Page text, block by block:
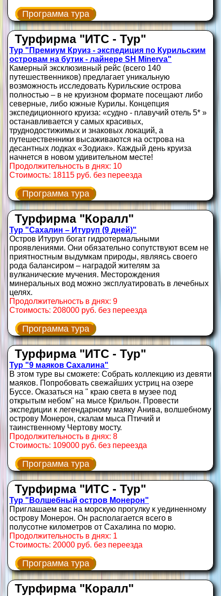
Программа тура
Турфирма "ИТС - Тур"
Тур "Премиум Круиз - экспедиция по Курильским
островам на бутик - лайнере SH Minerva"
Камерный эксклюзивный рейс (всего 140
путешественников) предлагает уникальную
возможность исследовать Курильские острова
полностью – в не круизном формате посещают либо
северные, либо южные Курилы. Концепция
экспедиционного круиза: «судно - плавучий отель 5* »
останавливается у самых красивых,
труднодостижимых и знаковых локаций, а
путешественники высаживаются на острова на
десантных лодках «Зодиак». Каждый день круиза
начнется в новом удивительном месте!
Продолжительность в днях: 10
Стоимость: 18115 руб. без переезда
Программа тура
Турфирма "Коралл"
Тур "Сахалин – Итуруп (9 дней)"
Остров Итуруп богат гидротермальными
проявлениями. Они обязательно сопутствуют всем не
приятностным выдумкам природы, являясь своего
рода балансиром – наградой жителям за
вулканические мучения. Месторождения
минеральных вод можно эксплуатировать в лечебных
целях.
Продолжительность в днях: 9
Стоимость: 208000 руб. без переезда
Программа тура
Турфирма "ИТС - Тур"
Тур "9 маяков Сахалина"
В этом туре вы сможете: Собрать коллекцию из девяти
маяков. Попробовать свежайших устриц на озере
Буссе. Оказаться на " краю света в музее под
открытым небом" на мысе Крильон. Провести
экспедиции к легендарному маяку Анива, волшебному
острову Монерон, скалам мыса Птичий и
таинственному Чертову мосту.
Продолжительность в днях: 8
Стоимость: 109000 руб. без переезда
Программа тура
Турфирма "ИТС - Тур"
Тур "Волшебный остров Монерон"
Приглашаем вас на морскую прогулку к уединенному
острову Монерон. Он располагается всего в
полусотне километров от Сахалина по морю.
Продолжительность в днях: 1
Стоимость: 20000 руб. без переезда
Программа тура
Турфирма "Коралл"